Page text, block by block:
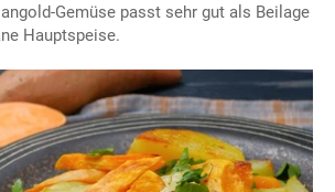
Gemüse passt sehr gut als Beilage
Hauptspeise.